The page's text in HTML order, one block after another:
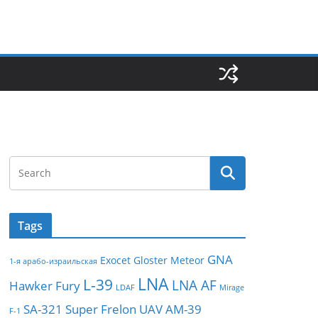
Tags
1-я арабо-израильская Exocet Gloster Meteor GNA
Hawker Fury L-39 LDAF LNA LNA AF Mirage
F-1 SA-321 Super Frelon UAVАМ-39